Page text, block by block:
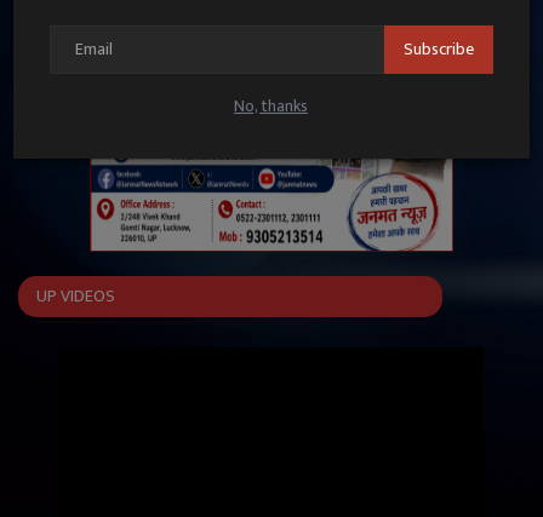
Subscribe
No, thanks
UP VIDEOS